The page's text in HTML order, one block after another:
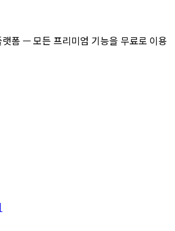
폼 — 모든 프리미엄 기능을 무료로 이용